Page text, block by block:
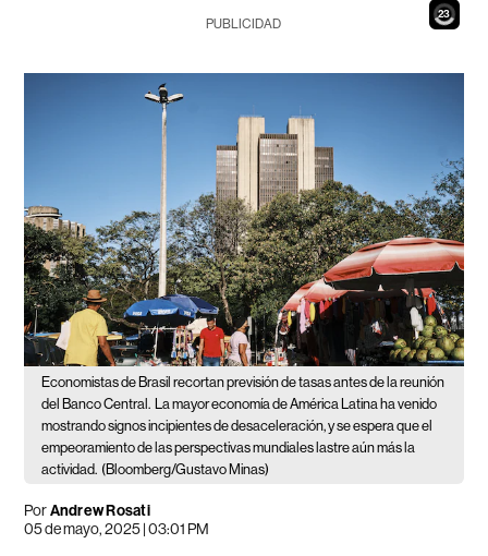
21
PUBLICIDAD
Economistas de Brasil recortan previsión de tasas antes de la reunión
del Banco Central.
La mayor economía de América Latina ha venido
mostrando signos incipientes de desaceleración, y se espera que el
empeoramiento de las perspectivas mundiales lastre aún más la
actividad. (Bloomberg/Gustavo Minas)
PorAndrew Rosati
05 de mayo, 2025 | 03:01 PM